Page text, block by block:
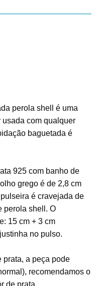
perola shell é uma
com qualquer
baguetada é
925 com banho de
grego é de 2,8 cm
é cravejada de
perola shell. O
15 cm + 3 cm
no pulso.
prata, a peça pode
recomendamos o
de prata.